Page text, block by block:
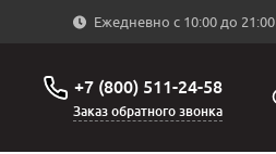
Ежедневно с 10:00 до 21:00
+7 (800) 511-24-58
Заказ обратного звонка